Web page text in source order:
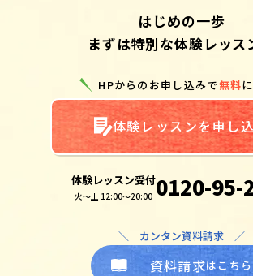
はじめの一歩
まずは特別な体験レッス
HPからのお申し込みで無料
体験レッスンを申し
体験レッスン受付
火～土 12:00～20:00 0120-95-
＼ カンタン資料請求 ／
資料請求はこちら